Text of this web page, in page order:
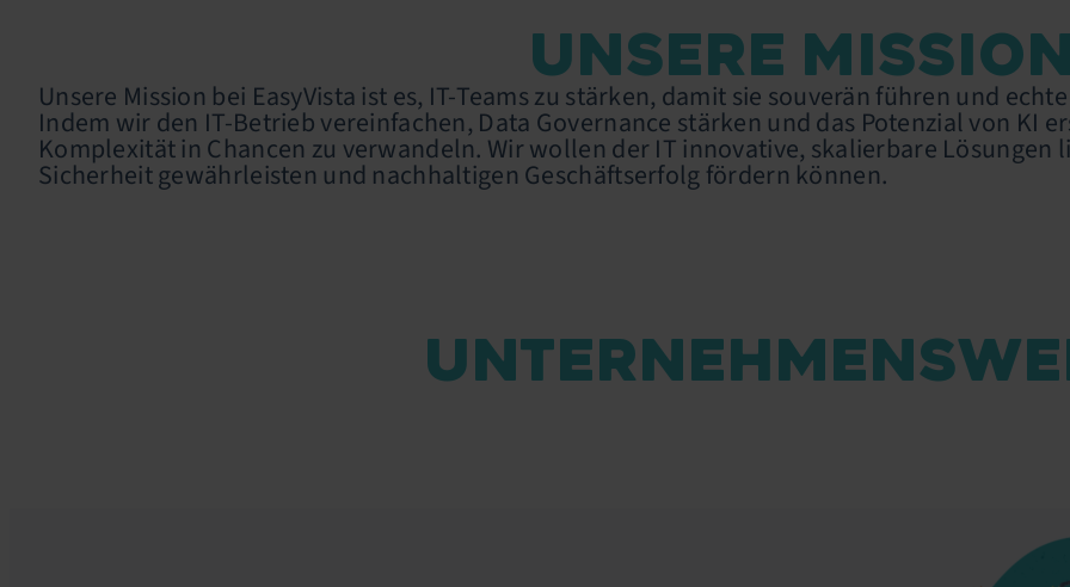
UNSERE
Unsere Mission bei EasyVista ist es, IT-Teams zu stärken, damit sie souverän führen und
Indem wir den IT-Betrieb vereinfachen, Data Governance stärken und das Potenzial von KI
Komplexität in Chancen zu verwandeln. Wir wollen der IT innovative, skalierbare
Sicherheit gewährleisten und nachhaltigen Geschäftserfolg fördern können.